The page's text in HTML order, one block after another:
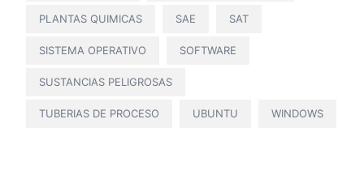
PLANTAS QUIMICAS SAE SAT
SISTEMA OPERATIVO SOFTWARE
SUSTANCIAS PELIGROSAS
TUBERIAS DE PROCESO UBUNTU WINDOWS